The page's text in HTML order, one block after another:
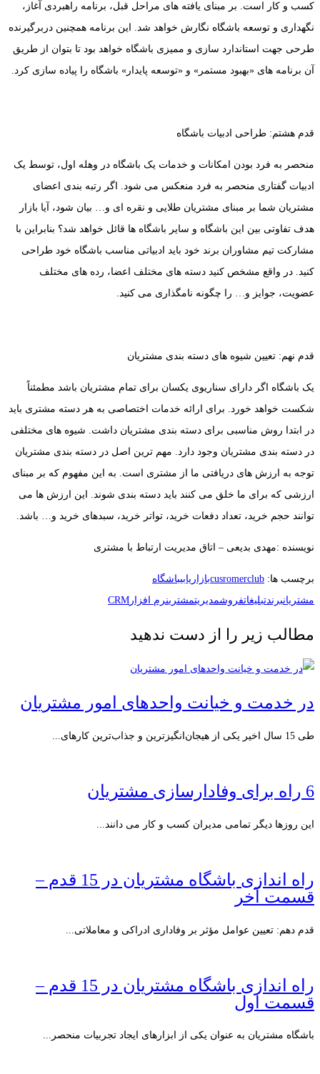
کسب و کار است. بر مبنای یافته های مراحل قبل، برنامه راهبردی آغاز،
نگهداری و توسعه باشگاه نگارش خواهد شد. این برنامه همچنین دربرگیرنده
طرحی جهت استاندارد سازی و ممیزی باشگاه خواهد بود تا بتوان از طریق
آن برنامه های «بهبود مستمر» و «توسعه پایدار» باشگاه را پیاده سازی کرد.
قدم هشتم: طراحی ادبیات باشگاه
منحصر به فرد بودن امکانات و خدمات یک باشگاه در وهله اول، توسط یک
ادبیات گفتاری منحصر به فرد منعکس می شود. اگر رتبه بندی اعضای
مشتریان شما بر مبنای مشتریان طلایی و نقره ای و… بیان شود، آیا بازار
هدف تفاوتی بین این باشگاه و سایر باشگاه ها قائل خواهد شد؟ بنابراین با
مشارکت تیم مشاوران برند خود باید ادبیاتی مناسب باشگاه خود طراحی
کنید. در واقع مشخص کنید دسته های مختلف اعضا، رده های مختلف
عضویت، جوایز و… را چگونه نامگذاری می کنید.
قدم نهم: تعیین شیوه های دسته بندی مشتریان
یک باشگاه اگر دارای سناریوی یکسان برای تمام مشتریان باشد مطمئناً
شکست خواهد خورد. برای ارائه خدمات اختصاصی به هر دسته مشتری باید
در ابتدا روش مناسبی برای دسته بندی مشتریان داشت. شیوه های مختلفی
در دسته بندی مشتریان وجود دارد. مهم ترین اصل در دسته بندی مشتریان
توجه به ارزش های دریافتی ما از مشتری است. به این مفهوم که بر مبنای
ارزشی که برای ما خلق می کنند باید دسته بندی شوند. این ارزش ها می
توانند حجم خرید، تعداد دفعات خرید، تواتر خرید، سبدهای خرید و… باشد.
نویسنده :مهدی بدیعی – اتاق مدیریت ارتباط با مشتری
برچسب ها: cusromerclubبازاریابیباشگاه
مشتریانبرندتبلیغاتفروشمدیریتمشترینرم افزارCRM
مطالب زیر را از دست ندهید
در خدمت و خیانت واحدهای امور مشتریان
طی 15 سال اخیر یکی از هیجان‌انگیزترین و جذاب‌ترین کارهای...
6 راه برای وفادارسازی مشتریان
این روزها دیگر تمامی مدیران کسب و کار می دانند...
راه اندازی باشگاه مشتریان در 15 قدم –
قسمت آخر
قدم دهم: تعیین عوامل مؤثر بر وفاداری ادراکی و معاملاتی...
راه اندازی باشگاه مشتریان در 15 قدم –
قسمت اول
باشگاه مشتریان به عنوان یکی از ابزارهای ایجاد تجربیات منحصر...